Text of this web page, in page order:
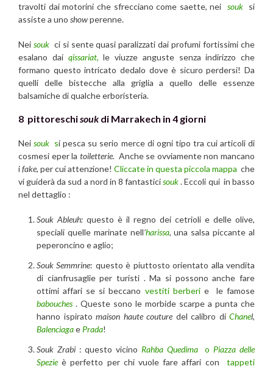
travolti dai motorini che sfrecciano come saette, nei souk
si
assiste a uno showperenne.
Nei souk ci si sente quasi paralizzati dai profumi fortissimi che
esalano dai qissariat,le viuzze anguste senza indirizzo che
formano questo intricato dedalo dove è sicuro perdersi! Da
quelli delle bistecche alla griglia a quello delle essenze
balsamiche di qualche erboristeria.
8 pittoreschisoukdi Marrakech in 4 giorni
Neisouk si pesca su serio merce di ogni tipo tra cui articoli di
cosmesi eper la toiletterie. Anche se ovviamente non mancano
ifake, per cui attenzione! Cliccate in questa piccola mappa che
vi guiderà da sud a nord in 8 fantasticisouk. Eccoli qui in basso
nel dettaglio :
Souk Ableuh: questo è il regno dei cetrioli e delle olive,
speciali quelle marinate nell’harissa,una salsa piccante al
peperoncino e aglio;
Souk Semmrine: questo è piuttosto orientato alla vendita
di cianfrusaglie per turisti . Ma si possono anche fare
ottimi affari se si beccano vestiti berberie le famose
babouches . Queste sono le morbide scarpe a punta che
hanno ispirato maison haute couture del calibro di Chanel,
Balenciagae Prada!
Souk Zrabi : questo vicino Rahba Quedimao Piazza delle
Spezieè perfetto per chi vuole fare affari con tappeti